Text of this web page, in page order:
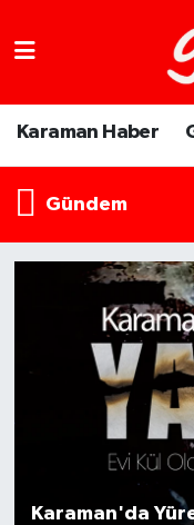
Karaman Haber
Gündem
Karaman'da